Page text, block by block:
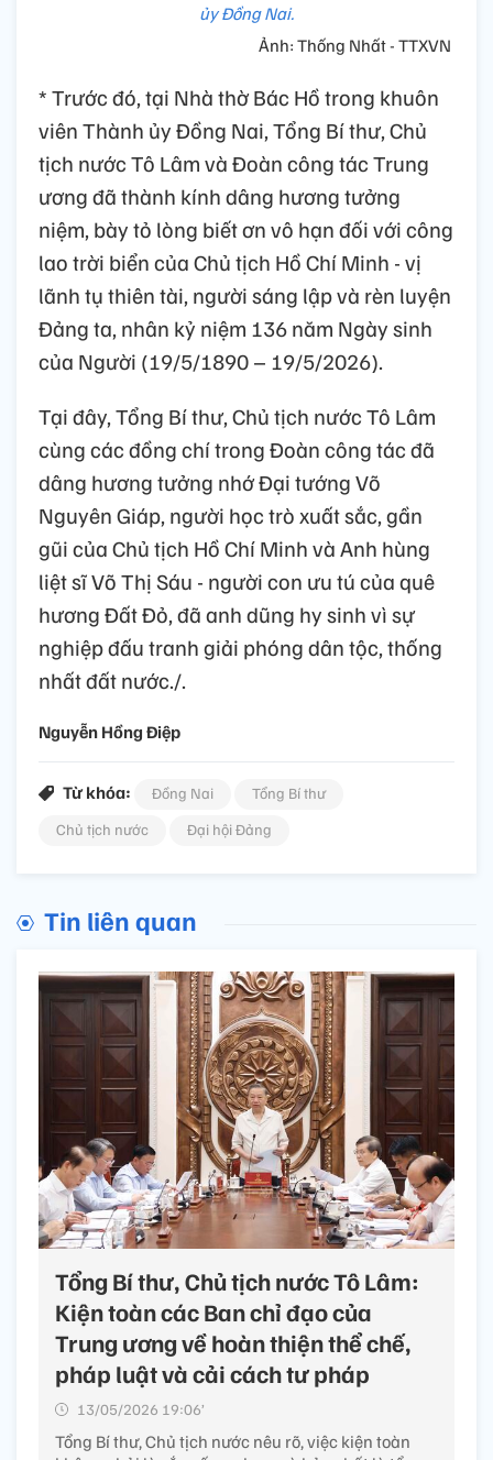
ủy Đồng Nai.
Ảnh: Thống Nhất - TTXVN
* Trước đó, tại Nhà thờ Bác Hồ trong khuôn
viên Thành ủy Đồng Nai, Tổng Bí thư, Chủ
tịch nước Tô Lâm và Đoàn công tác Trung
ương đã thành kính dâng hương tưởng
niệm, bày tỏ lòng biết ơn vô hạn đối với công
lao trời biển của Chủ tịch Hồ Chí Minh - vị
lãnh tụ thiên tài, người sáng lập và rèn luyện
Đảng ta, nhân kỷ niệm 136 năm Ngày sinh
của Người (19/5/1890 – 19/5/2026).
Tại đây, Tổng Bí thư, Chủ tịch nước Tô Lâm
cùng các đồng chí trong Đoàn công tác đã
dâng hương tưởng nhớ Đại tướng Võ
Nguyên Giáp, người học trò xuất sắc, gần
gũi của Chủ tịch Hồ Chí Minh và Anh hùng
liệt sĩ Võ Thị Sáu - người con ưu tú của quê
hương Đất Đỏ, đã anh dũng hy sinh vì sự
nghiệp đấu tranh giải phóng dân tộc, thống
nhất đất nước./.
Nguyễn Hồng Điệp
Từ khóa: Đồng Nai
Tổng Bí thư
Chủ tịch nước
Đại hội Đảng
Tin liên quan
Tổng Bí thư, Chủ tịch nước Tô Lâm:
Kiện toàn các Ban chỉ đạo của
Trung ương về hoàn thiện thể chế,
pháp luật và cải cách tư pháp
13/05/2026 19:06’
Tổng Bí thư, Chủ tịch nước nêu rõ, việc kiện toàn